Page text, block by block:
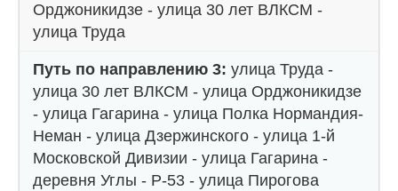
Орджоникидзе - улица 30 лет ВЛКСМ -
улица Труда
Путь по направлению 3: улица Труда -
улица 30 лет ВЛКСМ - улица Орджоникидзе
- улица Гагарина - улица Полка Нормандия-
Неман - улица Дзержинского - улица 1-й
Московской Дивизии - улица Гагарина -
деревня Углы - Р-53 - улица Пирогова